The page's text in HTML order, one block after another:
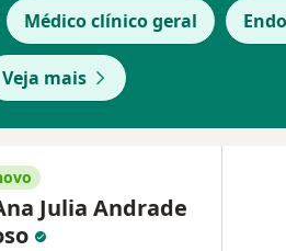
Médico clínico geral
Veja mais
Julia Andrade